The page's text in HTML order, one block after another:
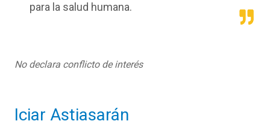
para la salud humana.
No declara conflicto de interés
Iciar Astiasarán